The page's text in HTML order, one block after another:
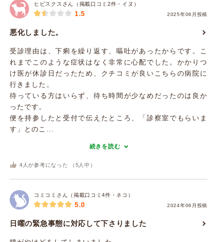
ヒビスクスさん（掲載口コミ2件・イヌ）
2025年06月投稿
1.5
悪化しました。
受診理由は、下痢を繰り返す、嘔吐があったからです。こ
れまでこのような症状はなく非常に心配でした。かかりつ
け医が休診日だったため、クチコミが良いこちらの病院に
行きました。
待っている方はいらず、待ち時間が少なめだったのは良か
ったです。
便を持参したと受付で伝えたところ、「診察室でもらいま
す」とのこ...
続きを読む
4 人が参考になった （ 5 人中）
コミコミさん（掲載口コミ4件・ネコ）
2024年06月投稿
5.0
日曜の緊急事態に対応して下さりました